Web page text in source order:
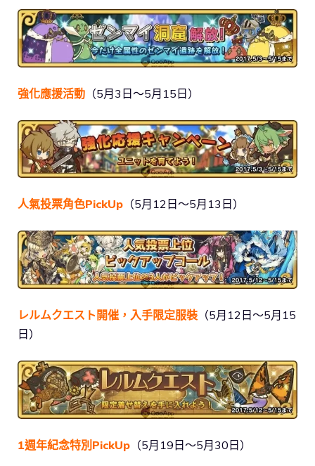
強化應援活動 （5月3日～5月15日）
人氣投票角色PickUp （5月12日～5月13日）
レルムクエスト開催，入手限定服裝 （5月12日～5月15
日）
1週年紀念特別PickUp （5月19日～5月30日）